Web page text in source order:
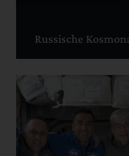
Russische